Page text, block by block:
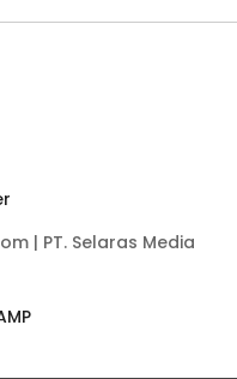
| PT. Selaras Media